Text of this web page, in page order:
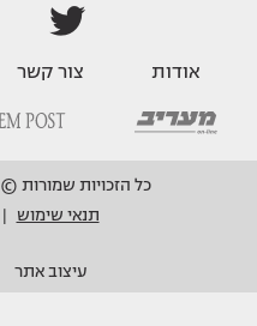
אודות צור קשר
כל הזכויות שמורות © 2014 מעריב און ליין בע"מ.
תנאי שימוש
עיצוב אתר